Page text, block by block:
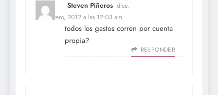
Steven Piñeros dice:
20 febrero, 2012 a las 12:03 am
todos los gastos corren por cuenta
propia?
RESPONDER